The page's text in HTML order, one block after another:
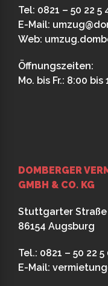
Tel: 0821 – 50 22 5
E-Mail:
Web:
Öffnungszeiten:
Mo. bis Fr.: 8:00 bis
DOMBERGER
GMBH & CO. KG
Stuttgarter Straße
86154 Augsburg
Tel.: 0821 – 50 22 5
E-Mail: